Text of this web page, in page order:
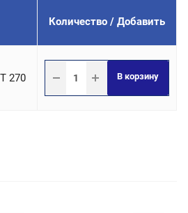
Количество / Добавить
270
В корзину